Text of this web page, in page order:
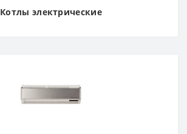
Котлы электрические